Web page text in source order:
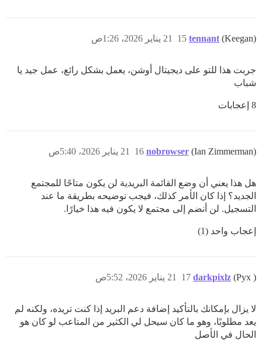
tennant (Keegan) 21 يناير 2026، 1:26ص 15
جربت هذا للتو على ديجيتال أوشن، يعمل بشكل رائع، عمل جيد يا
شباب
8 إعجابات
nobrowser (Ian Zimmerman) 21 يناير 2026، 5:40ص 16
هل هذا يعني أن وضع القائمة البريدية لن يكون متاحًا للمجتمع
الجديد؟ إذا كان الأمر كذلك، فيجب توضيحه بطريقة ما عند
التسجيل. لن أنضم إلى مجتمع لا يكون فيه هذا خيارًا.
إعجاب واحد (1)
darkpixlz (Pyx ) 21 يناير 2026، 5:52ص 17
لا يزال بإمكانك بالتأكيد إضافة دعم البريد إذا كنت تريده، ولكنه لم
يعد مطلوبًا، وهو ما كان سيحل لي الكثير من المتاعب لو كان هو
الحال في الأصل